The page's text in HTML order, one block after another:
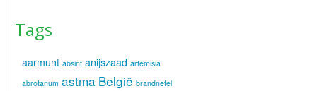
Tags
aarmunt absint anijszaad artemisia
abrotanum astma België brandnetel